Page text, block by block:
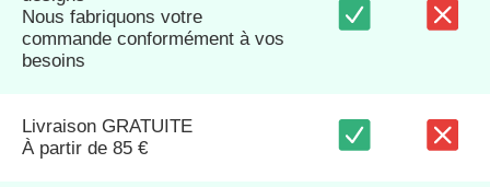
Nous fabriquons votre
commande conformément à vos
besoins
Livraison GRATUITE
À partir de 85 €